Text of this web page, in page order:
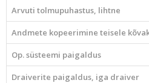
Arvuti tolmupuhastus, lihtne
Andmete kopeerimine teisele
Op. süsteemi paigaldus
Draiverite paigaldus, iga draiver